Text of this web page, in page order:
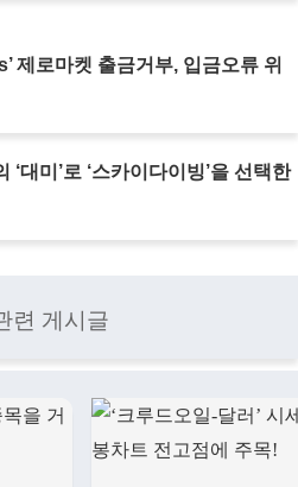
제로마켓 출금거부, 입금오류 위
‘대미’로 ‘스카이다이빙’을 선택한
련 게시글